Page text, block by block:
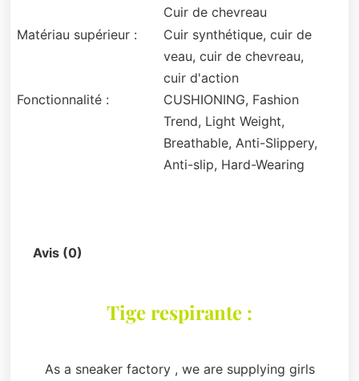
Cuir de chevreau
Matériau supérieur :
Cuir synthétique, cuir de
veau, cuir de chevreau,
cuir d'action
Fonctionnalité :
CUSHIONING, Fashion
Trend, Light Weight,
Breathable, Anti-Slippery,
Anti-slip, Hard-Wearing
Avis (0)
Tige respirante :
As a sneaker factory , we are supplying girls